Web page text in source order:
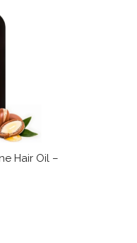
Hair Oil –